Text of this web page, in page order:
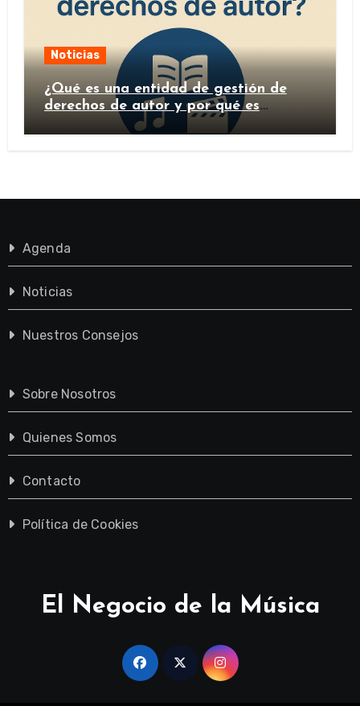
Noticias
¿Qué es una entidad de gestión de
derechos de autor y por qué es
importante?
Agenda
Noticias
Nuestros Consejos
Sobre Nosotros
Quienes Somos
Contacto
Política de Cookies
El Negocio de la Música